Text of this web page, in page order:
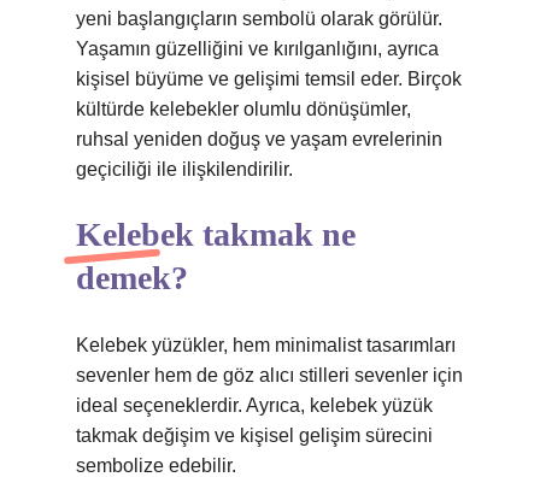
yeni başlangıçların sembolü olarak görülür.
Yaşamın güzelliğini ve kırılganlığını, ayrıca
kişisel büyüme ve gelişimi temsil eder. Birçok
kültürde kelebekler olumlu dönüşümler,
ruhsal yeniden doğuş ve yaşam evrelerinin
geçiciliği ile ilişkilendirilir.
Kelebek takmak ne
demek?
Kelebek yüzükler, hem minimalist tasarımları
sevenler hem de göz alıcı stilleri sevenler için
ideal seçeneklerdir. Ayrıca, kelebek yüzük
takmak değişim ve kişisel gelişim sürecini
sembolize edebilir.